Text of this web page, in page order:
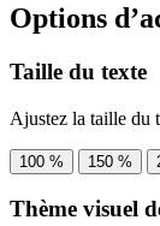
Options
Taille du texte
Ajustez la taille du
100 % 150 %
Thème visuel